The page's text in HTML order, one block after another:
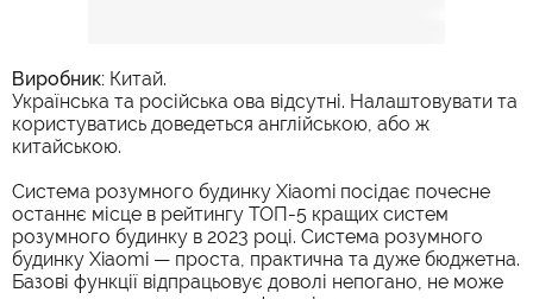
Виробник: Китай.
Українська та російська ова відсутні. Налаштовувати та
користуватись доведеться англійською, або ж
китайською.
Система розумного будинку Xiaomi посідає почесне
останнє місце в рейтингу ТОП-5 кращих систем
розумного будинку в 2023 році. Система розумного
будинку Xiaomi — проста, практична та дуже бюджетна.
Базові функції відпрацьовує доволі непогано, не може